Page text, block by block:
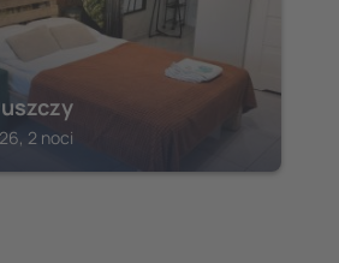
2 noci